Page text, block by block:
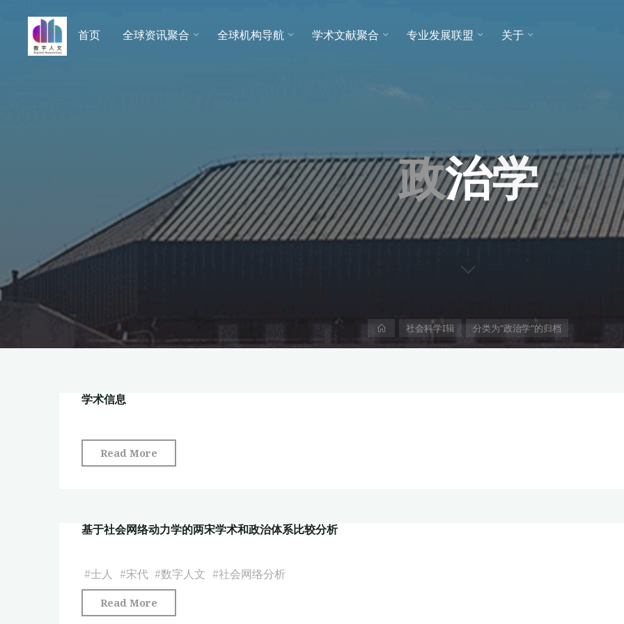
数字人
首页 全球资讯聚合 全球机构导航 学术文献聚合 专业发展联盟 关于
政治学
页
社会科学I辑 分类为"政治学"的归档
学术信息
Read More
术
基于社会网络动力学的两宋学术和政治体系比较分析
#士人 #宋代 #数字人文 #社会网络分析
Read More
于